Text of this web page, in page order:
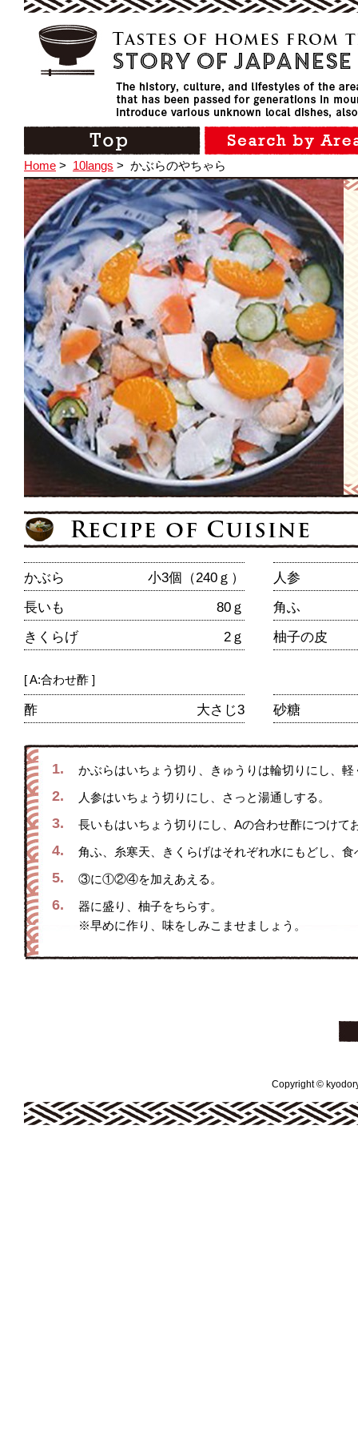
Home > 10langs > かぶらのやちゃら
かぶら 小3個（240ｇ）
人参
長いも
80ｇ
角ふ
きくらげ
2ｇ 柚子の皮
[ A:合わせ酢 ]
酢 大さじ3 砂糖
1. かぶらはいちょう切り、きゅうりは輪切りにし、
2. 人参はいちょう切りにし、さっと湯通しする。
3. 長いもはいちょう切りにし、Aの合わせ酢につけて
4. 角ふ、糸寒天、きくらげはそれぞれ水にもどし、
5. ③に①②④を加えあえる。
6.
器に盛り、柚子をちらす。
※早めに作り、味をしみこませましょう。
Copyright ©